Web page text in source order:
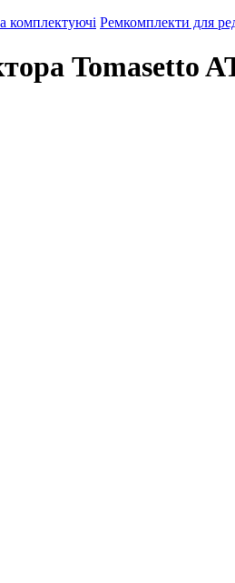
комплектуючі Ремкомплекти для
Tomasetto